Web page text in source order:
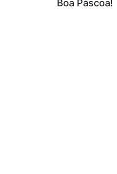
Boa Páscoa!